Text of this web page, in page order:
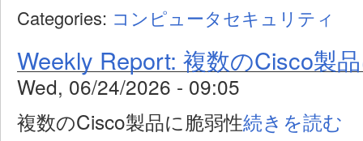
Categories: コンピュータセキュリティ
Weekly Report: 複数のCisco製
Wed, 06/24/2026 - 09:05
複数のCisco製品に脆弱性続きを読む